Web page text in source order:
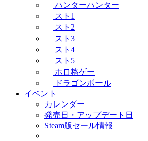
ハンターハンター
スト1
スト2
スト3
スト4
スト5
ホロ格ゲー
ドラゴンボール
イベント
カレンダー
発売日・アップデート日
Steam版セール情報